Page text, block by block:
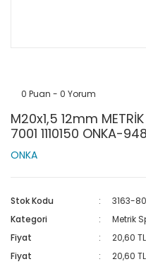
0 Puan - 0 Yorum
M20x1,5 12mm METRİK
7001 1110150 ONKA-
ONKA
Stok Kodu
3163-80
Kategori
Metrik
Fiyat
20,60
Fiyat
20,60